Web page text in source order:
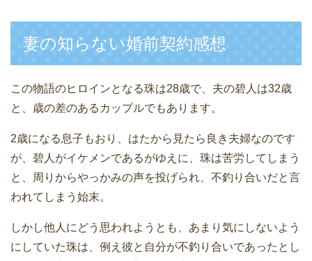
妻の知らない婚前契約感想
この物語のヒロインとなる珠は28歳で、夫の碧人は32歳
と、歳の差のあるカップルでもあります。
2歳になる息子もおり、はたから見たら良き夫婦なのです
が、碧人がイケメンであるがゆえに、珠は苦労してしまう
と、周りからやっかみの声を投げられ、不釣り合いだと言
われてしまう始末。
しかし他人にどう思われようとも、あまり気にしないよう
にしていた珠は、例え彼と自分が不釣り合いであったとし